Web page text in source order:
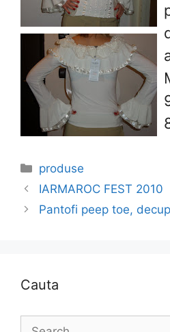
Categories
produse
IARMAROC FEST 2010
Pantofi peep toe,
Cauta